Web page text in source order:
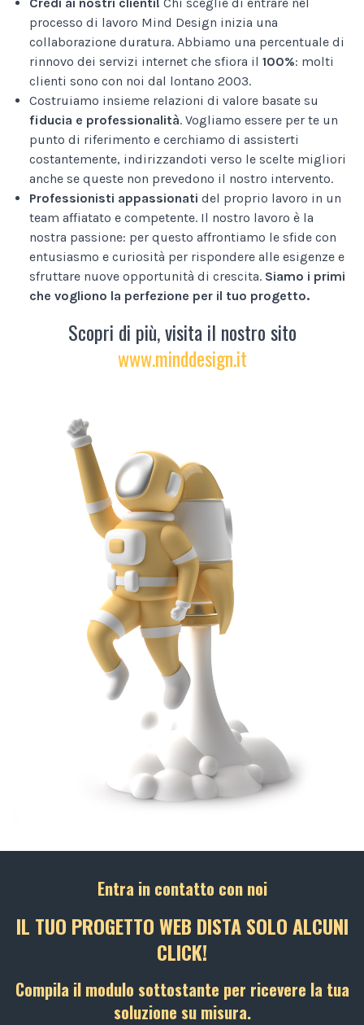
processo di lavoro Mind Design inizia una
collaborazione duratura. Abbiamo una percentuale di
rinnovo dei servizi internet che sfiora il 100%: molti
clienti sono con noi dal lontano 2003.
Costruiamo insieme relazioni di valore basate su
fiducia e professionalità. Vogliamo essere per te un
punto di riferimento e cerchiamo di assisterti
costantemente, indirizzandoti verso le scelte migliori
anche se queste non prevedono il nostro intervento.
Professionisti appassionati del proprio lavoro in un
team affiatato e competente. Il nostro lavoro è la
nostra passione: per questo affrontiamo le sfide con
entusiasmo e curiosità per rispondere alle esigenze e
sfruttare nuove opportunità di crescita. Siamo i primi
che vogliono la perfezione per il tuo progetto.
Scopri di più, visita il nostro sito
www.minddesign.it
Entra in contatto con noi
IL TUO PROGETTO WEB DISTA SOLO ALCUNI
CLICK!
Compila il modulo sottostante per ricevere la tua
soluzione su misura.